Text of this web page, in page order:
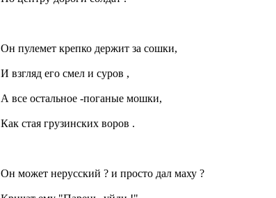
Он пулемет крепко держит за сошки,
И взгляд его смел и суров ,
А все остальное -поганые мошки,
Как стая грузинских воров .
Он может нерусский ? и просто дал маху ?